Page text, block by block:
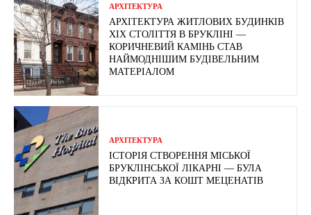
АРХІТЕКТУРА
АРХІТЕКТУРА ЖИТЛОВИХ БУДИНКІВ
ХІХ СТОЛІТТЯ В БРУКЛІНІ —
КОРИЧНЕВИЙ КАМІНЬ СТАВ
НАЙМОДНІШИМ БУДІВЕЛЬНИМ
МАТЕРІАЛОМ
АРХІТЕКТУРА
ІСТОРІЯ СТВОРЕННЯ МІСЬКОЇ
БРУКЛІНСЬКОЇ ЛІКАРНІ — БУЛА
ВІДКРИТА ЗА КОШТ МЕЦЕНАТІВ